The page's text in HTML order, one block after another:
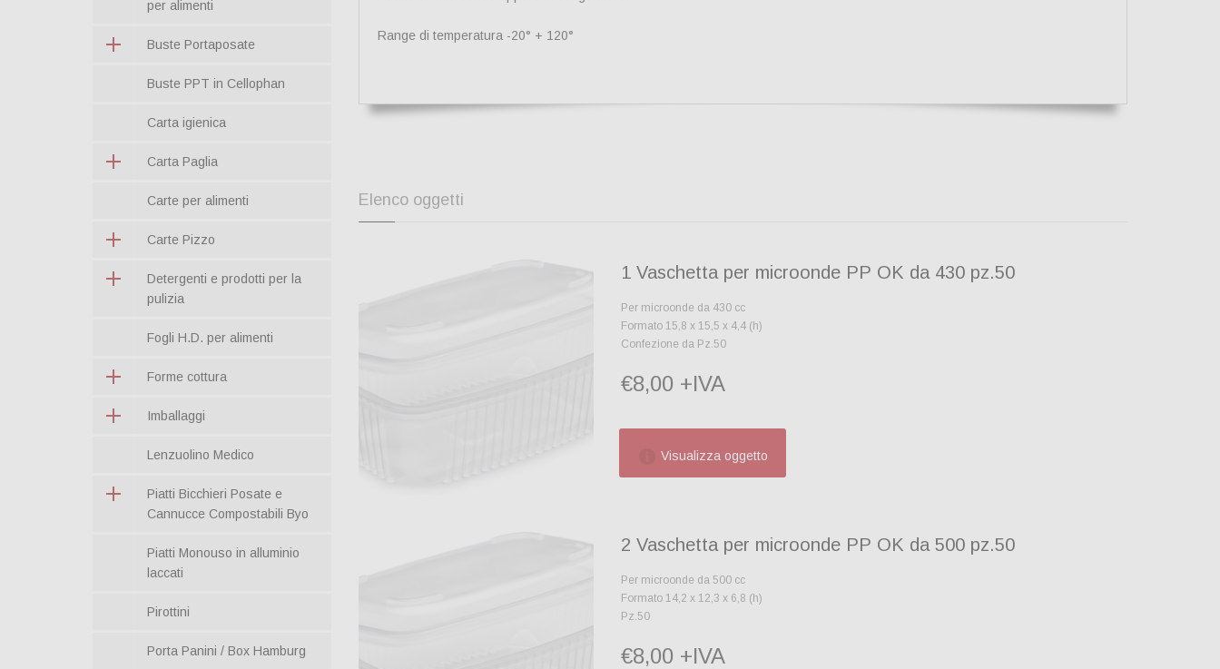
Range di temperatura -20° + 120°
Elenco oggetti
1 Vaschetta per microonde PP OK da 430 pz.50
Per microonde da 430 cc
Formato 15,8 x 15,5 x 4,4 (h)
Confezione da Pz.50
€8,00 +IVA
Visualizza oggetto
2 Vaschetta per microonde PP OK da 500 pz.50
Per microonde da 500 cc
Formato 14,2 x 12,3 x 6,8 (h)
Pz.50
€8,00 +IVA
per alimenti
Buste Portaposate
Buste PPT in Cellophan
Carta igienica
Carta Paglia
Carte per alimenti
Carte Pizzo
Detergenti e prodotti per la
pulizia
Fogli H.D. per alimenti
Forme cottura
Imballaggi
Lenzuolino Medico
Piatti Bicchieri Posate e
Cannucce Compostabili Byo
Piatti Monouso in alluminio
laccati
Pirottini
Porta Panini / Box Hamburg